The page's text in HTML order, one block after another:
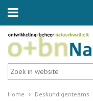
Home Deskundigenteams